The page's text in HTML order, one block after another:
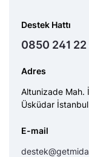
Destek Hattı
0850 241 22
Adres
Altunizade Mah.
Üsküdar İstanbul
E-mail